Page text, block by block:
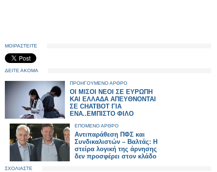
ΜΟΙΡΑΣΤΕΙΤΕ
ΔΕΙΤΕ ΑΚΟΜΑ
ΠΡΟΗΓΟΥΜΕΝΟ ΑΡΘΡΟ
ΟΙ ΜΙΣΟΙ ΝΕΟΙ ΣΕ ΕΥΡΩΠΗ
ΚΑΙ ΕΛΛΑΔΑ ΑΠΕΥΘΝΟΝΤΑΙ
ΣΕ CHATBOT ΓΙΑ
ΕΝΑ..ΕΜΠΙΣΤΟ ΦΙΛΟ
ΕΠΟΜΕΝΟ ΑΡΘΡΟ
Αντιπαράθεση ΠΦΣ και
Συνδικαλιστών – Βαλτάς: Η
στείρα λογική της άρνησης
δεν προσφέρει στον κλάδο
ΣΧΟΛΙΑΣΤΕ